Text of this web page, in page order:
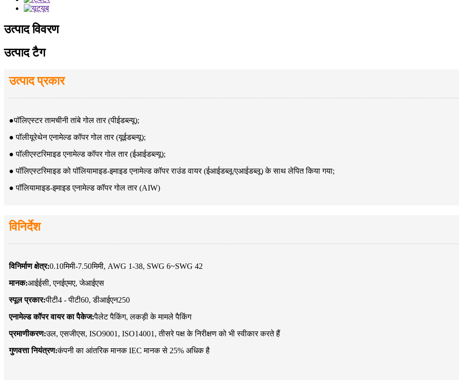
उत्पाद विवरण
उत्पाद टैग
उत्पाद प्रकार
●पॉलिएस्टर तामचीनी तांबे गोल तार (पीईडब्ल्यू);
● पॉलीयूरेथेन एनामेल्ड कॉपर गोल तार (यूईडब्ल्यू);
● पॉलीएस्टरिमाइड एनामेल्ड कॉपर गोल तार (ईआईडब्ल्यू);
● पॉलिएस्टरिमाइड को पॉलियामाइड-इमाइड एनामेल्ड कॉपर राउंड वायर (ईआईडब्लू/एआईडब्लू) के साथ लेपित किया गया;
● पॉलियामाइड-इमाइड एनामेल्ड कॉपर गोल तार (AIW)
विनिर्देश
विनिर्माण क्षेत्र:0.10मिमी-7.50मिमी, AWG 1-38, SWG 6~SWG 42
मानक:आईईसी, एनईएमए, जेआईएस
स्पूल प्रकार:पीटी4 - पीटी60, डीआईएन250
एनामेल्ड कॉपर वायर का पैकेज:पैलेट पैकिंग, लकड़ी के मामले पैकिंग
प्रमाणीकरण:उल, एसजीएस, ISO9001, ISO14001, तीसरे पक्ष के निरीक्षण को भी स्वीकार करते हैं
गुणवत्ता नियंत्रण:कंपनी का आंतरिक मानक IEC मानक से 25% अधिक है